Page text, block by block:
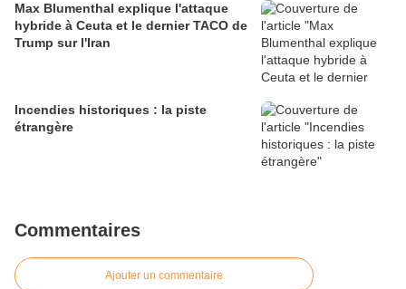
Max Blumenthal explique l'attaque
hybride à Ceuta et le dernier TACO de
Trump sur l'Iran
Incendies historiques : la piste
étrangère
Commentaires
Ajouter un commentaire